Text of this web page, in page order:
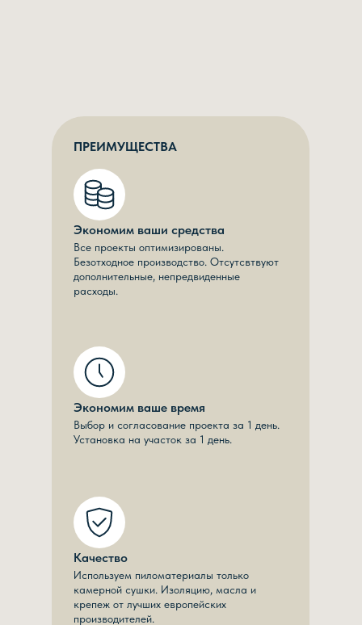
Экономим ваше время
Выбор и согласование проекта за 1 день.
Установка на участок за 1 день.
Экономим ваши средства
Все проекты оптимизированы.
Безотходное производство. Отсутсвтвуют
дополнительные, непредвиденные
расходы.
Качество
Используем пиломатериалы только
камерной сушки. Изоляцию, масла и
крепеж от лучших европейских
производителей.
ПРЕИМУЩЕСТВА